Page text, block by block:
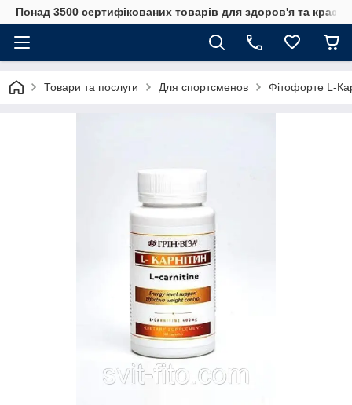
Понад 3500 сертифікованих товарів для здоров'я та краси
Товари та послуги Для спортсменов Фітофорте L-